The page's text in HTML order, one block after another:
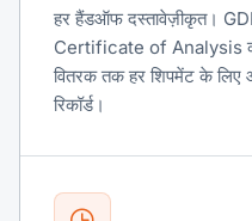
हर हैंडऑफ दस्तावेज़ीकृत।
Certificate of Analysis
वितरक तक हर शिपमेंट के
रिकॉर्ड।